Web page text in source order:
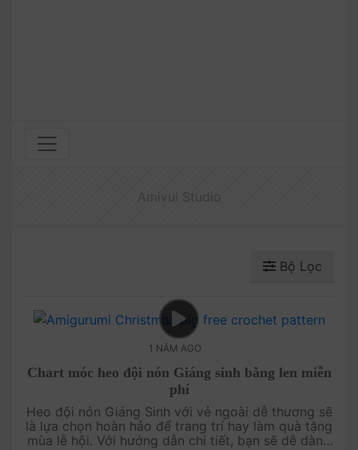
Bộ Lọc
1 NĂM AGO
Chart móc heo đội nón Giáng sinh bằng len miễn
phí
Heo đội nón Giáng Sinh với vẻ ngoài dễ thương sẽ
là lựa chọn hoàn hảo để trang trí hay làm quà tặng
mùa lễ hội. Với hướng dẫn chi tiết, bạn sẽ dễ dàng